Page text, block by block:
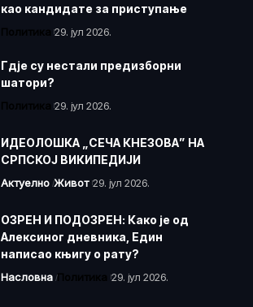
као кандидате за приступање
Политика 29. јул 2026.
Гдје су нестали предизборни
шатори?
Политика 29. јул 2026.
ИДЕОЛОШКА „СЕЧА КНЕЗОВА” НА
СРПСКОЈ ВИКИПЕДИЈИ
Актуелно Живот 29. јул 2026.
ОЗРЕН И ПОДОЗРЕН: Како је од
Алексиног дневника, Един
написао књигу о рату?
Насловна Политика 29. јул 2026.